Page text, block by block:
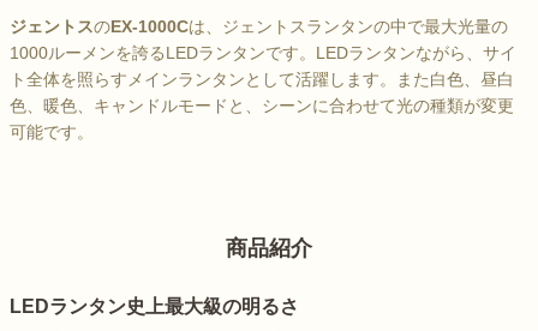
ジェントスのEX-1000Cは、ジェントスランタンの中で最大光量の
1000ルーメンを誇るLEDランタンです。LEDランタンながら、サイ
ト全体を照らすメインランタンとして活躍します。また白色、昼白
色、暖色、キャンドルモードと、シーンに合わせて光の種類が変更
可能です。
商品紹介
LEDランタン史上最大級の明るさ